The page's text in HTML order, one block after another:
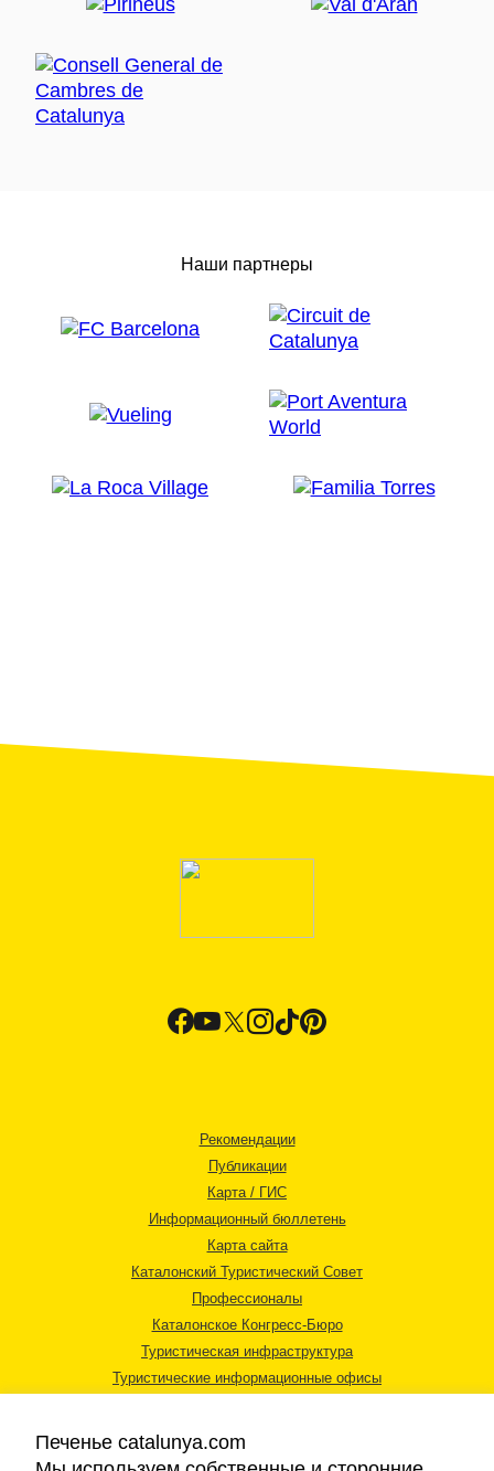
Наши партнеры
Рекомендации
Публикации
Карта / ГИС
Информационный бюллетень
Карта сайта
Каталонский Туристический Совет
Профессионалы
Каталонское Конгресс-Бюро
Туристическая инфраструктура
Туристические информационные офисы
Печенье catalunya.com